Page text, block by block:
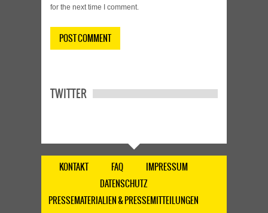
for the next time I comment.
TWITTER
KONTAKT FAQ
IMPRESSUM
DATENSCHUTZ
PRESSEMATERIALIEN & PRESSEMITTEILUNGEN